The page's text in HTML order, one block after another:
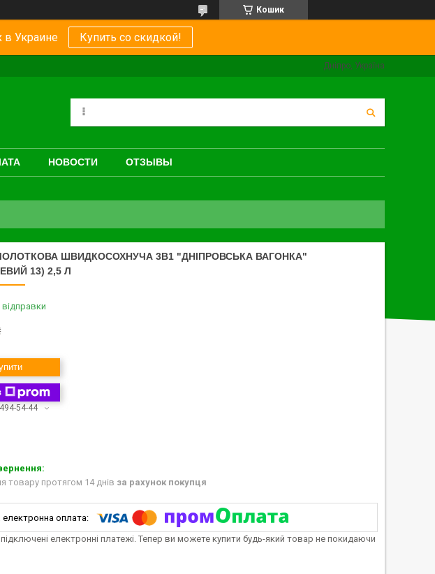
Кошик
в Украине Купить со скидкой!
Дніпро, Україна
НОВОСТИ ОТЗЫВЫ
ШВИДКОСОХНУЧА 3В1 "ДНІПРОВСЬКА ВАГОНКА"
13) 2,5 Л
54-44
товару протягом 14 днів за рахунок покупця
підключені електронні платежі. Тепер ви можете купити будь-який товар не покидаючи